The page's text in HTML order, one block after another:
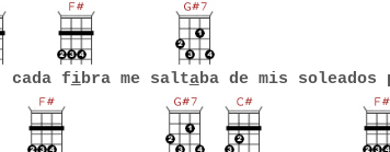
cada fibra me saltaba de mis soleados